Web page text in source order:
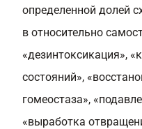
определенной долей
в относительно
«дезинтоксикация»,
состояний»,
гомеостаза»,
«выработка